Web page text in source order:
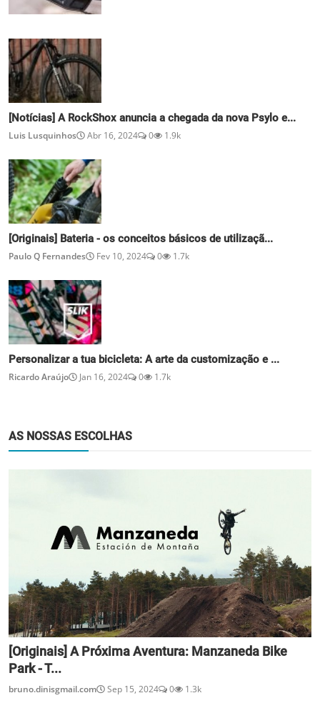
[Notícias] A RockShox anuncia a chegada da nova Psylo e...
Luis Lusquinhos Abr 16, 2024 0 1.9k
[Originais] Bateria - os conceitos básicos de utilizaçã...
Paulo Q Fernandes Fev 10, 2024 0 1.7k
Personalizar a tua bicicleta: A arte da customização e ...
Ricardo Araújo Jan 16, 2024 0 1.7k
AS NOSSAS ESCOLHAS
[Originais] A Próxima Aventura: Manzaneda Bike
Park - T...
bruno.dinisgmail.com Sep 15, 2024 0 1.3k